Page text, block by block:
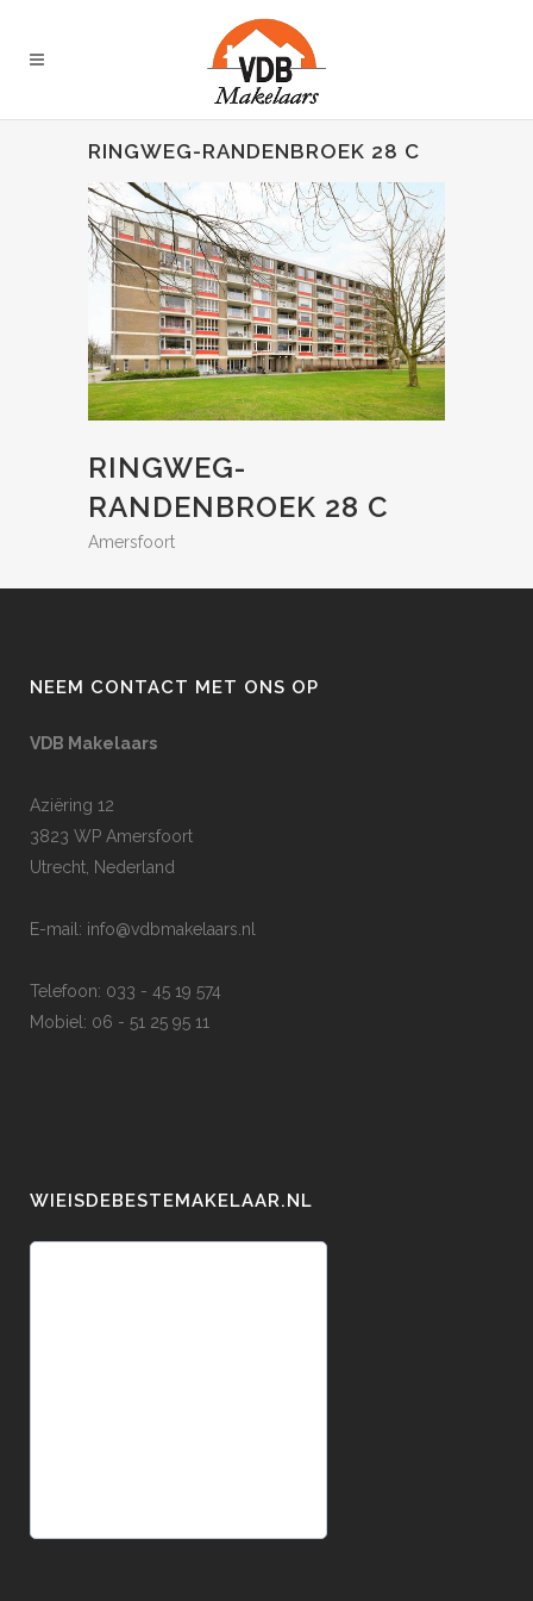
RINGWEG-RANDENBROEK 28 C
RINGWEG-
RANDENBROEK 28 C
Amersfoort
NEEM CONTACT MET ONS OP
VDB Makelaars
Aziëring 12
3823 WP Amersfoort
Utrecht, Nederland
E-mail: info@vdbmakelaars.nl
Telefoon: 033 - 45 19 574
Mobiel: 06 - 51 25 95 11
WIEISDEBESTEMAKELAAR.NL